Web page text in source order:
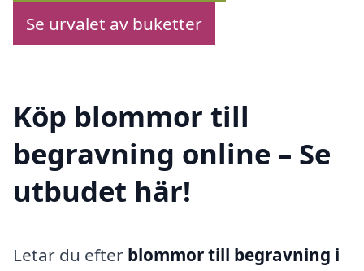
Se urvalet av buketter
Köp blommor till
begravning online – Se
utbudet här!
Letar du efter blommor till begravning i